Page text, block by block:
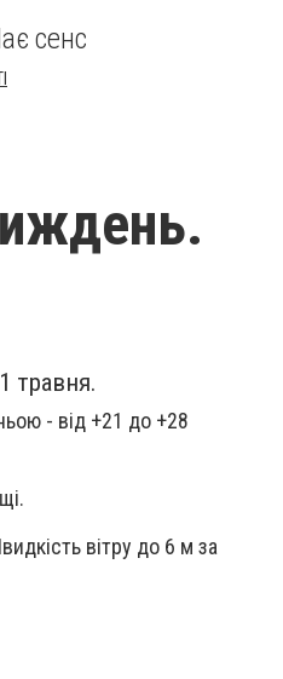
сенс
травня.
- від +21 до +28
вітру до 6 м за